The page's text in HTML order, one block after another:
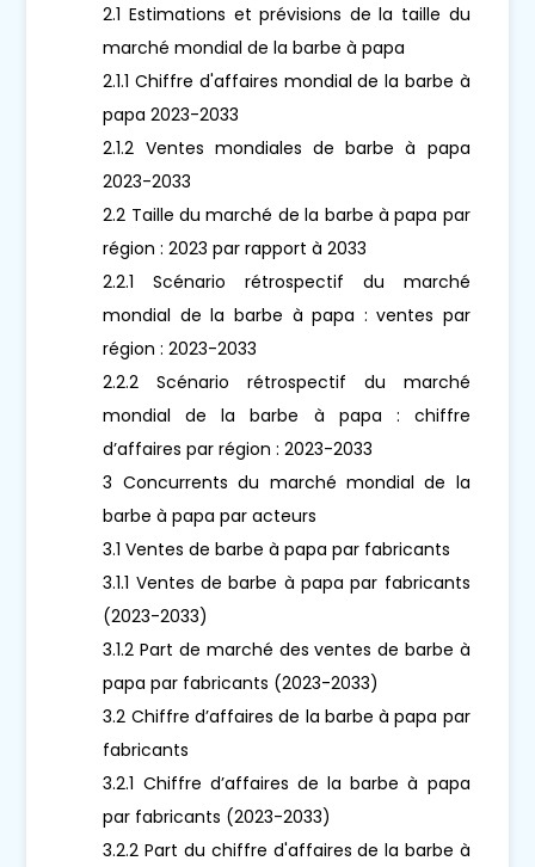
2.1 Estimations et prévisions de la taille du
marché mondial de la barbe à papa
2.1.1 Chiffre d'affaires mondial de la barbe à
papa 2023-2033
2.1.2 Ventes mondiales de barbe à papa
2023-2033
2.2 Taille du marché de la barbe à papa par
région : 2023 par rapport à 2033
2.2.1 Scénario rétrospectif du marché
mondial de la barbe à papa : ventes par
région : 2023-2033
2.2.2 Scénario rétrospectif du marché
mondial de la barbe à papa : chiffre
d’affaires par région : 2023-2033
3 Concurrents du marché mondial de la
barbe à papa par acteurs
3.1 Ventes de barbe à papa par fabricants
3.1.1 Ventes de barbe à papa par fabricants
(2023-2033)
3.1.2 Part de marché des ventes de barbe à
papa par fabricants (2023-2033)
3.2 Chiffre d’affaires de la barbe à papa par
fabricants
3.2.1 Chiffre d’affaires de la barbe à papa
par fabricants (2023-2033)
3.2.2 Part du chiffre d'affaires de la barbe à